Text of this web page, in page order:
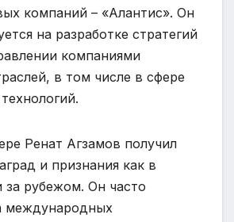
компаний – «Алантис». Он
на разработке стратегий
компаниями
в том числе в сфере
Ренат Агзамов получил
и признания как в
за рубежом. Он часто
международных